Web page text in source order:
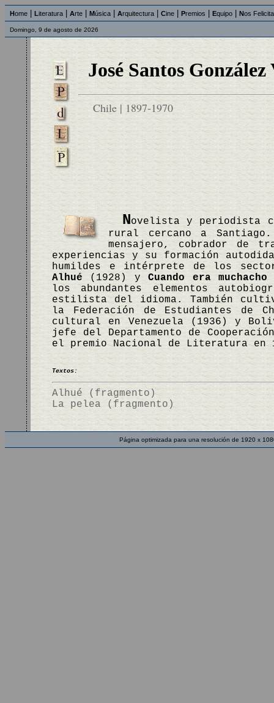
Home Literatura Arte Música Arquitectura Cine Premios Equipo Nos
Domingo, 9 de agosto de 2026
José Santos González
Chile | 1897-1970
Novelista y periodista
rural cercano a
mensajero, cobrador de
experiencias y su formación
humildes e intérprete de los
Alhué (1928) yCuando era muchacho
los abundantes elementos
estilista del idioma. También
la Federación de Estudiantes de
cultural en Venezuela (1936) y
jefe del Departamento de
el premio Nacional de Literatura en
Textos:
Alhué (fragmento)
La pelea (fragmento)
Página optimizada para una resolución de 1920 x